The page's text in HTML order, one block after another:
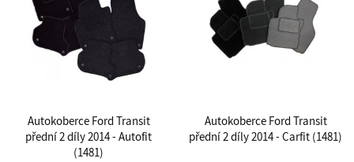
Autokoberce Ford Transit
přední 2 díly 2014 - Autofit
(1481)
Autokoberce Ford Transit
přední 2 díly 2014 - Carfit (1481)